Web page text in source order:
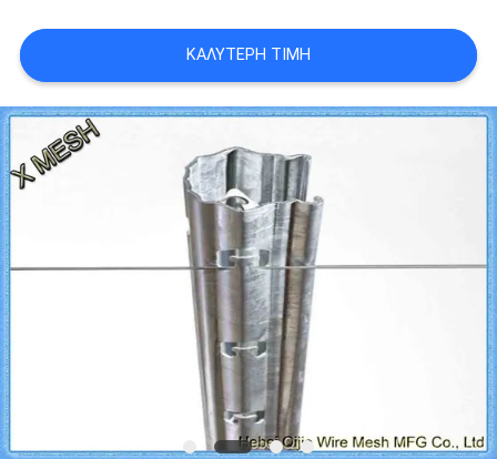
PRIVACY
POLICY
ΚΑΛΎΤΕΡΗ ΤΙΜΉ